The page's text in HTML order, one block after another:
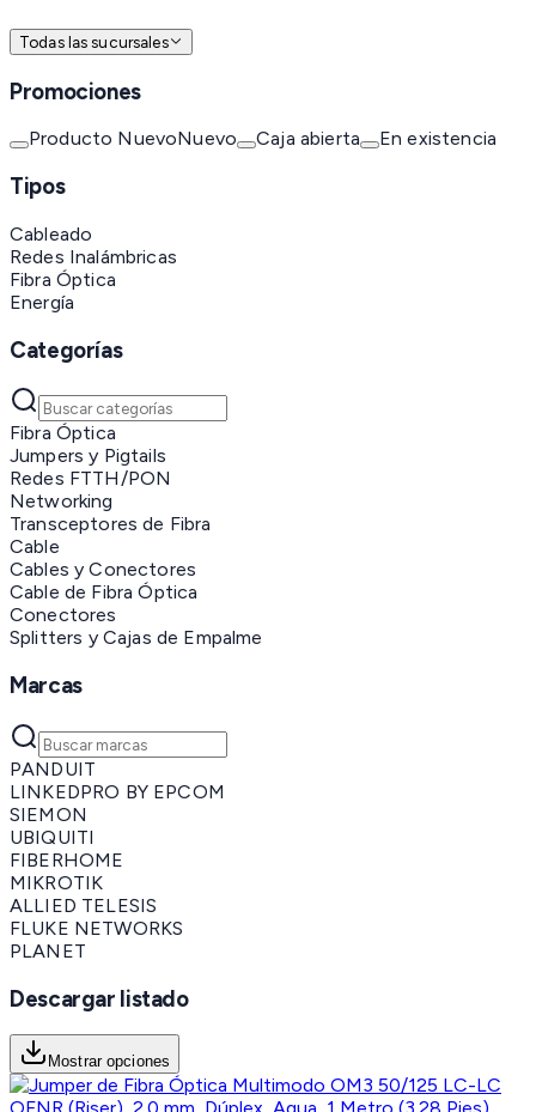
Todas las sucursales
Promociones
Producto NuevoNuevo Caja abierta En existencia
Tipos
Cableado
Redes Inalámbricas
Fibra Óptica
Energía
Categorías
Fibra Óptica
Jumpers y Pigtails
Redes FTTH/PON
Networking
Transceptores de Fibra
Cable
Cables y Conectores
Cable de Fibra Óptica
Conectores
Splitters y Cajas de Empalme
Marcas
PANDUIT
LINKEDPRO BY EPCOM
SIEMON
UBIQUITI
FIBERHOME
MIKROTIK
ALLIED TELESIS
FLUKE NETWORKS
PLANET
Descargar listado
Mostrar opciones